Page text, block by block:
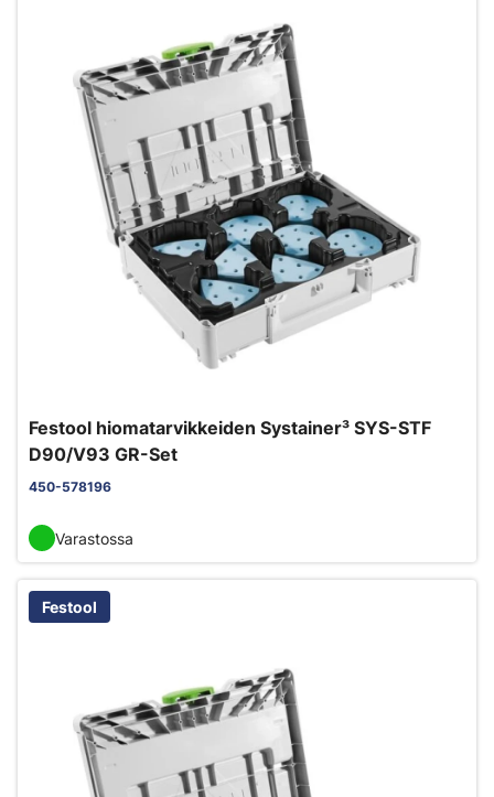
Festool hiomatarvikkeiden Systainer³ SYS-STF
D90/V93 GR-Set
450-578196
Varastossa
Festool